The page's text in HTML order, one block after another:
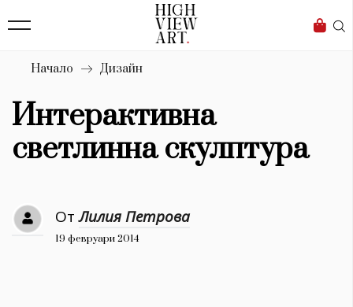
Бизнес
Мода
Dialogue
Изкуство
4340
Красота
777
Начало Дизайн
Интерактивна
светлинна скулптура
ОтЛилия Петрова
19 февруари 2014